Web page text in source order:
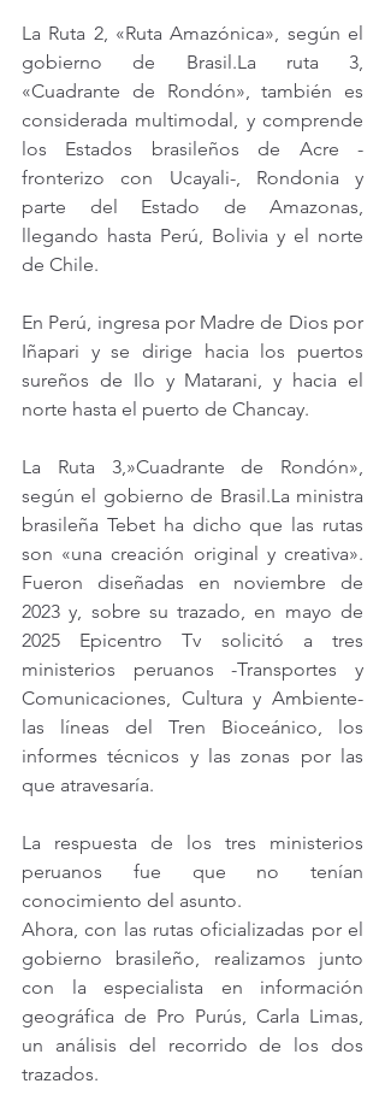
La Ruta 2, «Ruta Amazónica», según el
gobierno de Brasil.La ruta 3,
«Cuadrante de Rondón», también es
considerada multimodal, y comprende
los Estados brasileños de Acre -
fronterizo con Ucayali-, Rondonia y
parte del Estado de Amazonas,
llegando hasta Perú, Bolivia y el norte
de Chile.
En Perú, ingresa por Madre de Dios por
Iñapari y se dirige hacia los puertos
sureños de Ilo y Matarani, y hacia el
norte hasta el puerto de Chancay.
La Ruta 3,»Cuadrante de Rondón»,
según el gobierno de Brasil.La ministra
brasileña Tebet ha dicho que las rutas
son «una creación original y creativa».
Fueron diseñadas en noviembre de
2023 y, sobre su trazado, en mayo de
2025 Epicentro Tv solicitó a tres
ministerios peruanos -Transportes y
Comunicaciones, Cultura y Ambiente-
las líneas del Tren Bioceánico, los
informes técnicos y las zonas por las
que atravesaría.
La respuesta de los tres ministerios
peruanos fue que no tenían
conocimiento del asunto.
Ahora, con las rutas oficializadas por el
gobierno brasileño, realizamos junto
con la especialista en información
geográfica de Pro Purús, Carla Limas,
un análisis del recorrido de los dos
trazados.